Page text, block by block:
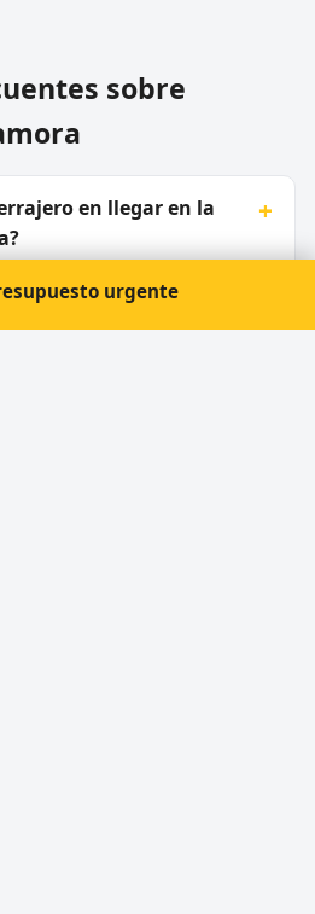
sobre
en llegar en la
urgente